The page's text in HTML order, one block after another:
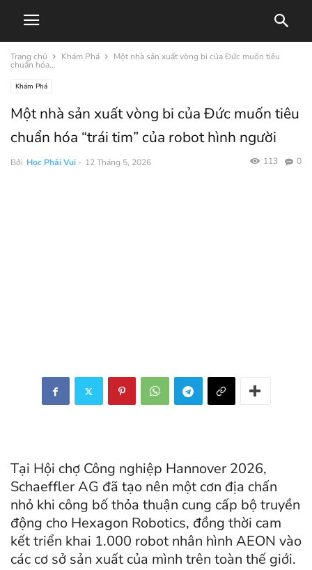
Trang chủ Khám Phá Một nhà sản xuất vòng bi của Đức muốn tiêu
chuẩn hóa...
Khám Phá
Một nhà sản xuất vòng bi của Đức muốn tiêu
chuẩn hóa “trái tim” của robot hình người
Bởi Học Phải Vui - 12 Tháng 5, 2026 0
113
Tại Hội chợ Công nghiệp Hannover 2026,
Schaeffler AG đã tạo nên một cơn địa chấn
nhỏ khi công bố thỏa thuận cung cấp bộ truyền
động cho Hexagon Robotics, đồng thời cam
kết triển khai 1.000 robot nhân hình AEON vào
các cơ sở sản xuất của mình trên toàn thế giới.